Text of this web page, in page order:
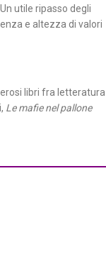
utile ripasso degli
e altezza di valori
libri fra letteratura
Le mafie nel pallone